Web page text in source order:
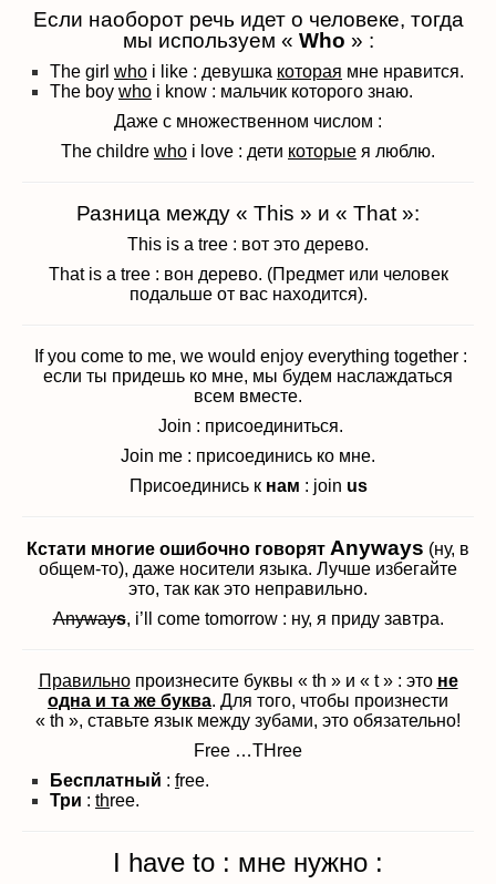
Если наоборот речь идет о человеке, тогда
мы используем « Who » :
The girl who i like : девушка которая мне нравится.
The boy who i know : мальчик которого знаю.
Даже с множественном числом :
The childre who i love : дети которые я люблю.
Разница между « This » и « That »:
This is a tree : вот это дерево.
That is a tree : вон дерево. (Предмет или человек
подальше от вас находится).
If you come to me, we would enjoy everything together :
если ты придешь ко мне, мы будем наслаждаться
всем вместе.
Join : присоединиться.
Join me : присоединись ко мне.
Присоединись к нам : join us
Кстати многие ошибочно говорят Anyways (ну, в
общем-то), даже носители языка. Лучше избегайте
это, так как это неправильно.
Anyways, i’ll come tomorrow : ну, я приду завтра.
Правильнопроизнесите буквы « th » и « t » : это не
одна и та же буква. Для того, чтобы произнести
« th », ставьте язык между зубами, это обязательно!
Free …THree
Бесплатный : free.
Три : three.
I have to : мне нужно :